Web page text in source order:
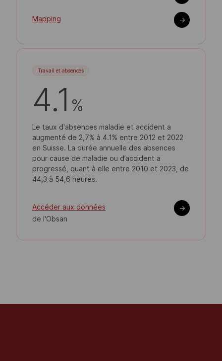
Mapping ->
Travail et absences
4.1 %
Le taux d'absences maladie et accident a
augmenté de 2,7% à 4.1% entre 2012 et 2022
en Suisse. La durée annuelle des absences
pour cause de maladie ou d’accident a
progressé, quant à elle entre 2010 et 2023, de
44,3 à 54,6 heures.
Accéder aux données
->
de l'Obsan